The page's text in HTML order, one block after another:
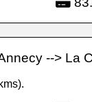
--> La